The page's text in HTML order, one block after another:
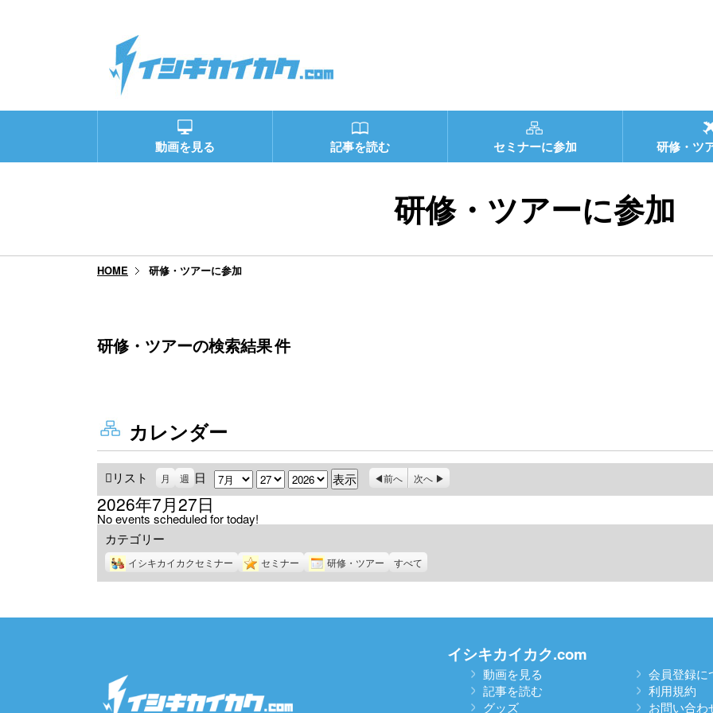
動画を見る 記事を読む セミナーに参加 研修・ツ
研修・ツアーに参加
HOME 研修・ツアーに参加
研修・ツアーの検索結果件
カレンダー
リスト
示
月 週 日 月 日 年 前へ 次へ
2026年7月27日
No events scheduled for today!
カテゴリー
イシキカイカクセミナー セミナー 研修・ツアー すべて
イシキカイカク.com
動画を見る
記事を読む
グッズ
会員登録に
利用規約
お問い合わ